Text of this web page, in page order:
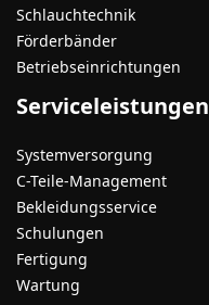
Schlauchtechnik
Förderbänder
Betriebseinrichtungen
Serviceleistungen
Systemversorgung
C-Teile-Management
Bekleidungsservice
Schulungen
Fertigung
Wartung